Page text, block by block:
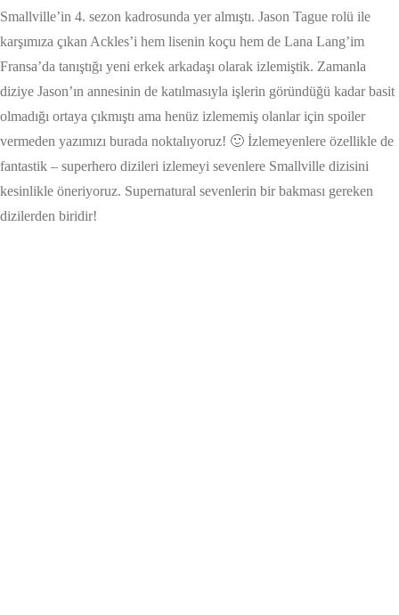
Smallville’in 4. sezon kadrosunda yer almıştı. Jason Tague rolü ile
karşımıza çıkan Ackles’i hem lisenin koçu hem de Lana Lang’im
Fransa’da tanıştığı yeni erkek arkadaşı olarak izlemiştik. Zamanla
diziye Jason’ın annesinin de katılmasıyla işlerin göründüğü kadar basit
olmadığı ortaya çıkmıştı ama henüz izlememiş olanlar için spoiler
vermeden yazımızı burada noktalıyoruz! 🙂 İzlemeyenlere özellikle de
fantastik – superhero dizileri izlemeyi sevenlere Smallville dizisini
kesinlikle öneriyoruz. Supernatural sevenlerin bir bakması gereken
dizilerden biridir!